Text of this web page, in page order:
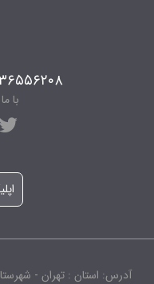
با
آدرس: استان : تهران -